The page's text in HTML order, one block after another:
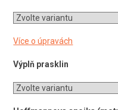
Více o úpravách
Výplň prasklin